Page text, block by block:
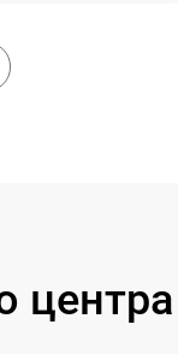
центра